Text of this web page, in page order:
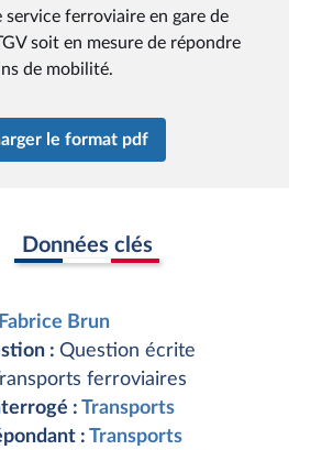
service ferroviaire en gare de
soit en mesure de répondre
de mobilité.
le format pdf
Données clés
Brun
: Question écrite
ferroviaires
: Transports
: Transports